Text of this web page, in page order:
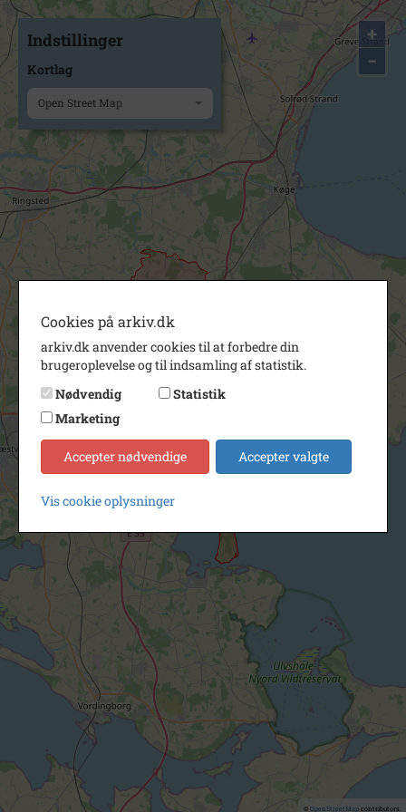
+
−
© OpenStreetMapcontributors.
Indstillinger
Kortlag
Open Street Map
Cookies på arkiv.dk
arkiv.dk anvender cookies til at forbedre din
brugeroplevelse og til indsamling af statistik.
Nødvendig
Statistik
Marketing
Accepter nødvendige Accepter valgte
Vis cookie oplysninger